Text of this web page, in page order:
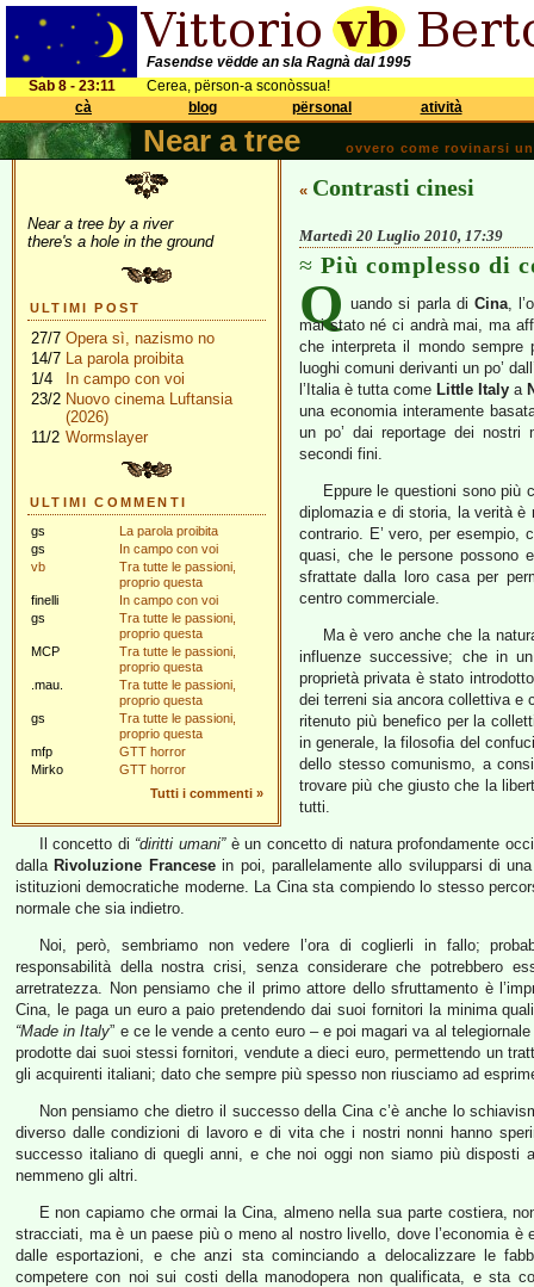
Fasendse vëdde an sla Ragnà dal 1995
Sab 8 - 23:11
Cerea, përson-a sconòssua!
cà
blog përsonal atività
Near a tree ovvero come rovinarsi
Near a tree by a river
there's a hole in the ground
ULTIMI POST
27/7 Opera sì, nazismo no
14/7 La parola proibita
1/4
In campo con voi
23/2 Nuovo cinema Luftansia
(2026)
11/2 Wormslayer
ULTIMI COMMENTI
gs
La parola proibita
gs
In campo con voi
vb
Tra tutte le passioni,
proprio questa
finelli
In campo con voi
gs
Tra tutte le passioni,
proprio questa
MCP
Tra tutte le passioni,
proprio questa
.mau.
Tra tutte le passioni,
proprio questa
gs
Tra tutte le passioni,
proprio questa
mfp
GTT horror
Mirko
GTT horror
Tutti i commenti »
« Contrasti cinesi
Martedì 20 Luglio 2010, 17:39
Più complesso di
Q uando si parla diCina,
mai stato né ci andrà mai, ma
che interpreta il mondo sempre
luoghi comuni derivanti un po’
l’Italia è tutta come Little Italy a
una economia interamente
un po’ dai reportage dei nostri
secondi fini.
Eppure le questioni sono
diplomazia e di storia, la verità è
contrario. E’ vero, per esempio,
quasi, che le persone possono
sfrattate dalla loro casa per
centro commerciale.
Ma è vero anche che la
influenze successive; che in
proprietà privata è stato
dei terreni sia ancora collettiva e
ritenuto più benefico per la
in generale, la filosofia del
dello stesso comunismo, a
trovare più che giusto che la
tutti.
Il concetto di “diritti umani”è un concetto di natura profondamente
dalla Rivoluzione Francesein poi, parallelamente allo svilupparsi di
istituzioni democratiche moderne. La Cina sta compiendo lo stesso
normale che sia indietro.
Noi, però, sembriamo non vedere l’ora di coglierli in fallo;
responsabilità della nostra crisi, senza considerare che potrebbero
arretratezza. Non pensiamo che il primo attore dello sfruttamento è
Cina, le paga un euro a paio pretendendo dai suoi fornitori la minima
“Made in Italy” e ce le vende a cento euro – e poi magari va al
prodotte dai suoi stessi fornitori, vendute a dieci euro, permettendo un
gli acquirenti italiani; dato che sempre più spesso non riusciamo ad
Non pensiamo che dietro il successo della Cina c’è anche lo
diverso dalle condizioni di lavoro e di vita che i nostri nonni hanno
successo italiano di quegli anni, e che noi oggi non siamo più disposti
nemmeno gli altri.
E non capiamo che ormai la Cina, almeno nella sua parte costiera,
stracciati, ma è un paese più o meno al nostro livello, dove l’economia
dalle esportazioni, e che anzi sta cominciando a delocalizzare le
competere con noi sui costi della manodopera non qualificata, e sta